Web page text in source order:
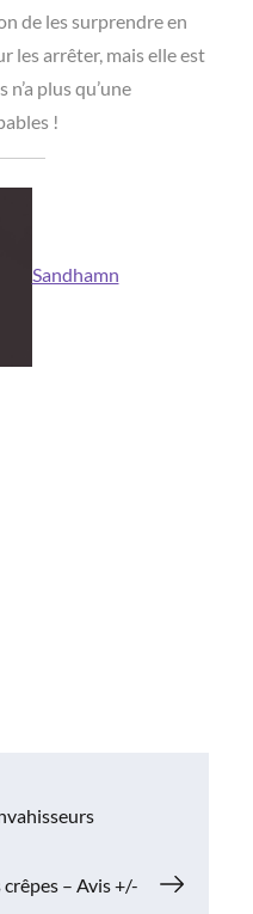
de les surprendre en
les arrêter, mais elle est
plus qu’une
!
Sandhamn
crêpes – Avis +/-